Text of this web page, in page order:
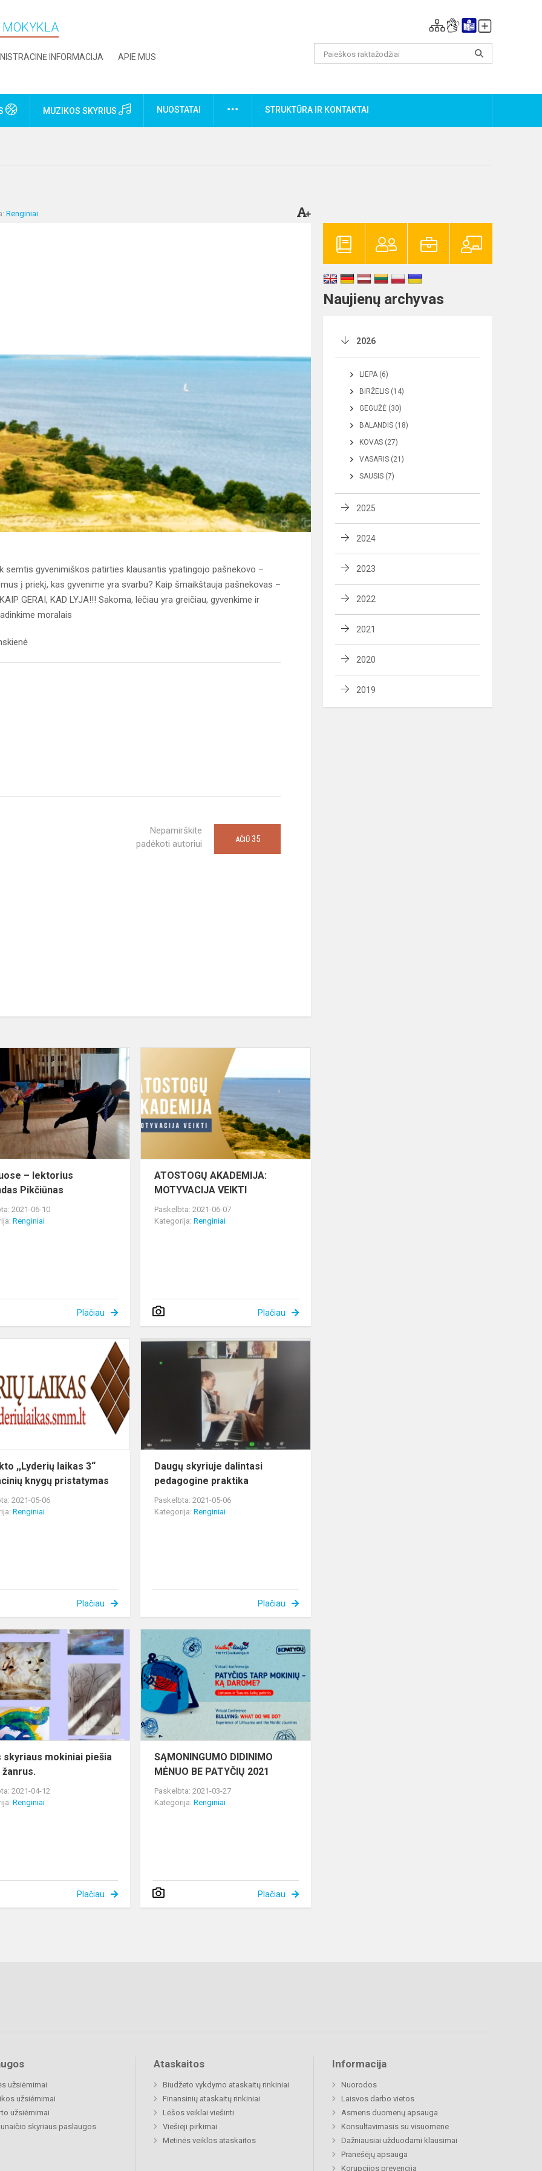
MOKYKLA
INFORMACIJA
APIE MUS
MUZIKOS SKYRIUS NUOSTATAI STRUKTŪRA IR KONTAKTAI
Renginiai
semtis gyvenimiškos patirties klausantis ypatingojo pašnekovo –
į priekį, kas gyvenime yra svarbu? Kaip šmaikštauja pašnekovas –
GERAI, KAD LYJA!!! Sakoma, lėčiau yra greičiau, gyvenkime ir
moralais
Nepamirškite
padėkoti autoriui
AČIŪ 35
Svečiuose
lektorius
Vygandas
Pikčiūnas
– lektorius
Pikčiūnas
2021-06-10
Renginiai
Plačiau
MOTYVACIJA
ATOSTOGŲ AKADEMIJA:
MOTYVACIJA VEIKTI
Paskelbta: 2021-06-07
Kategorija:Renginiai
Plačiau
Projekto
,,Lyderių
laikas
edukacinių
,,Lyderių laikas 3“
knygų pristatymas
2021-05-06
Renginiai
Plačiau
Daugų
Daugų skyriuje dalintasi
pedagogine praktika
Paskelbta: 2021-05-06
Kategorija:Renginiai
Plačiau
Dailės
skyriaus
mokiniai
piešia
dailės
žanrus.
skyriaus mokiniai piešia
žanrus.
2021-04-12
Renginiai
Plačiau
SĄMONINGUMO DIDINIMO
MĖNUO BE PATYČIŲ 2021
Paskelbta: 2021-03-27
Kategorija:Renginiai
Plačiau
Naujienų archyvas
2026
LIEPA (6)
BIRŽELIS (14)
GEGUŽĖ (30)
BALANDIS (18)
KOVAS (27)
VASARIS (21)
SAUSIS (7)
2025
2024
2023
2022
2021
2020
2019
užsiėmimai
užsiėmimai
užsiėmimai
skyriaus paslaugos
Ataskaitos
Biudžeto vykdymo ataskaitų rinkiniai
Finansinių ataskaitų rinkiniai
Lėšos veiklai viešinti
Viešieji pirkimai
Metinės veiklos ataskaitos
Informacija
Nuorodos
Laisvos darbo vietos
Asmens duomenų apsauga
Konsultavimasis su visuomene
Dažniausiai užduodami klausimai
Pranešėjų apsauga
Korupcijos prevencija